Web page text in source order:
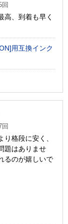
回
高、到着も早く
用互換インク
回
格段に安く、
題はありませ
るのが嬉しいで